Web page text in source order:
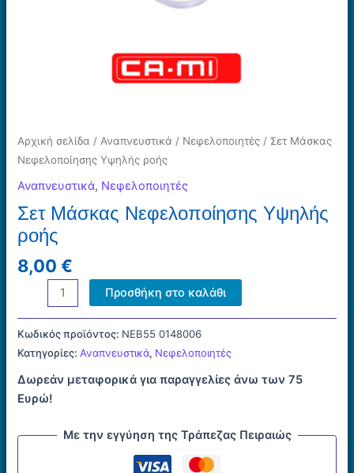
Αρχική σελίδα /Αναπνευστικά / Νεφελοποιητές / Σετ Μάσκας
Νεφελοποίησης Υψηλής ροής
Αναπνευστικά, Νεφελοποιητές
Σετ Μάσκας Νεφελοποίησης Υψηλής
ροής
8,00€
Μάσκας
Υψηλής
ροής
ποσότητα
Προσθήκη στο καλάθι
Κωδικός προϊόντος: NEB55 0148006
Κατηγορίες:Αναπνευστικά, Νεφελοποιητές
Δωρεάν μεταφορικά για παραγγελίες άνω των 75
Ευρώ!
Με την εγγύηση της Τράπεζας Πειραιώς